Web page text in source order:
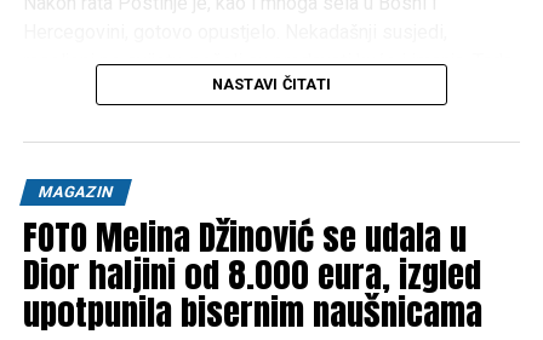
raseljeni po svijetu, počeli su prodavati kuće i imanja. Tada
je Pero donio životnu odluku: prodao je kuću u Njemačkoj i
njive. Gotovo pola sela danas je ponovno u jednim rukama,
ali s ciljem da ono opet oživi”, priča Pero, pokazujući
prostranstva na kojima je kao dječak čuvao krave.
NASTAVI ČITATI
MAGAZIN
FOTO Melina Džinović se udala u
Dior haljini od 8.000 eura, izgled
upotpunila bisernim naušnicama